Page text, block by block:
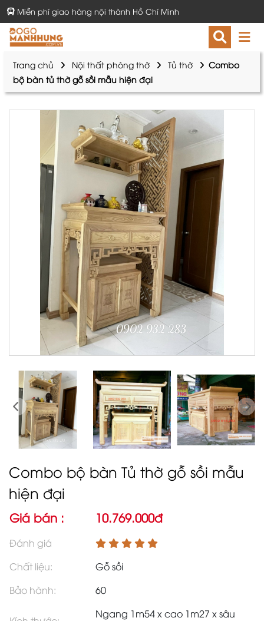
Miễn phí giao hàng nội thành Hồ Chí Minh
Trang chủ Nội thất phòng thờ Tủ thờ
Combo
bộ bàn tủ thờ gỗ sồi mẫu hiện đại
Combo bộ bàn Tủ thờ gỗ sồi mẫu
hiện đại
Giá bán : 10.769.000đ
Đánh giá
Chất liệu:
Gỗ sồi
Bảo hành:
60
Ngang 1m54 x cao 1m27 x sâu